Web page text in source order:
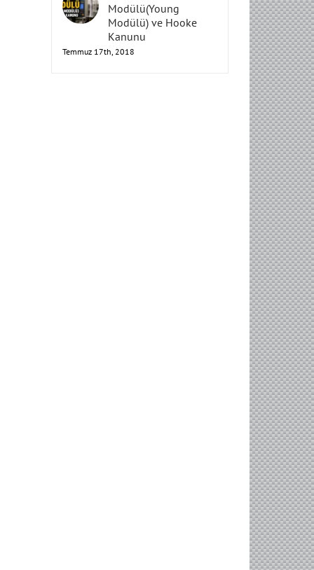
Elastisite
Modülü(Young
Modülü) ve Hooke